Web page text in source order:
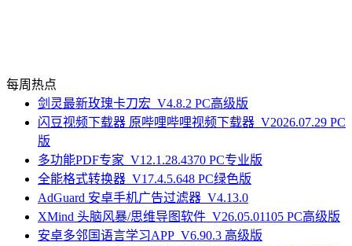
每周热点
剑灵最新玫瑰卡刀宏_V4.8.2 PC高级版
闪豆视频下载器 原哔哩哔哩视频下载器_V2026.07.29 PC
版
多功能PDF专家_V12.1.28.4370 PC专业版
全能格式转换器_V17.4.5.648 PC绿色版
AdGuard 安卓手机广告过滤器_V4.13.0
XMind 头脑风暴/思维导图软件_V26.05.01105 PC高级版
安卓多邻国语言学习APP_V6.90.3 高级版